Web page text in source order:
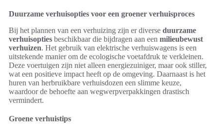
Duurzame verhuisopties voor een groener verhuisproces
Bij het plannen van een verhuizing zijn er diverse duurzame
verhuisopties beschikbaar die bijdragen aan een milieubewust
verhuizen. Het gebruik van elektrische verhuiswagens is een
uitstekende manier om de ecologische voetafdruk te verkleinen.
Deze voertuigen zijn niet alleen energiezuiniger, maar ook stiller,
wat een positieve impact heeft op de omgeving. Daarnaast is het
huren van herbruikbare verhuisdozen een slimme keuze,
waardoor de behoefte aan wegwerpverpakkingen drastisch
vermindert.
Groene verhuistips